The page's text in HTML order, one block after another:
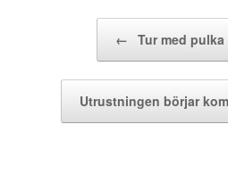
← Tur med
Utrustningen börjar